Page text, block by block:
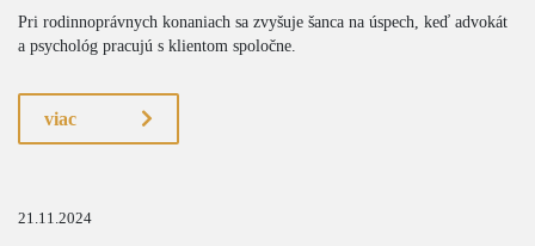
Pri rodinnoprávnych konaniach sa zvyšuje šanca na úspech, keď advokát
a psychológ pracujú s klientom spoločne.
viac
21.11.2024